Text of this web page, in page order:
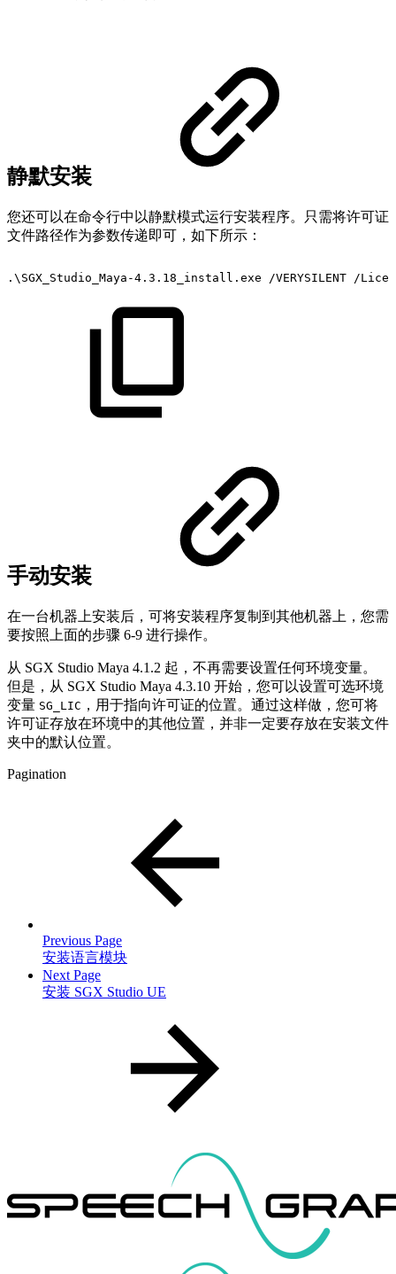
静默安装
您还可以在命令行中以静默模式运行安装程序。只需将许可证
文件路径作为参数传递即可，如下所示：
.\SGX_Studio_Maya-4.3.18_install.exe /VERYSILENT /
手动安装
在一台机器上安装后，可将安装程序复制到其他机器上，您需
要按照上面的步骤 6-9 进行操作。
从 SGX Studio Maya 4.1.2 起，不再需要设置任何环境变量。
但是，从 SGX Studio Maya 4.3.10 开始，您可以设置可选环境
变量 SG_LIC ，用于指向许可证的位置。通过这样做，您可将
许可证存放在环境中的其他位置，并非一定要存放在安装文件
夹中的默认位置。
Pagination
Previous Page
安装语言模块
Next Page
安装 SGX Studio UE